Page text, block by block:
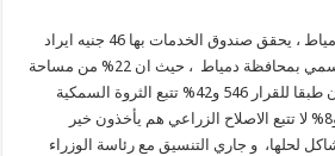
وأوضح فليفل ان محافظة دمياط ، يحقق صندوق الخدمات بها 46 جنيه ايراد
شهريا نظرا لعدم وجود ما يسمي بمحافظة دمياط ، حيث ان 22% من مساحة
المحافظة تتبع وزارة الاسكان طبقا للقرار 546 و42% تتبع الثروة السمكية
و15% لا تتبع وزارة الاوقاف و8% لا تتبع الاصلاح الزراعي هم يأخذون خير
لحلها، و جاري التنسيق مع رئاسة الوزراء